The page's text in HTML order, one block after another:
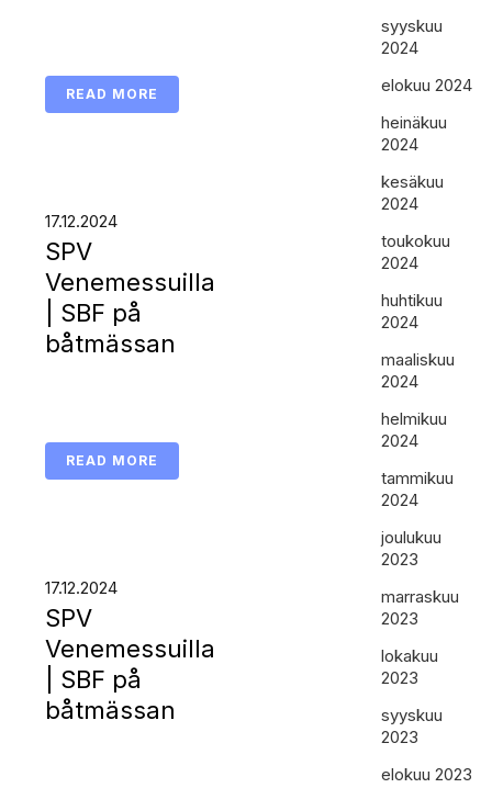
READ MORE
17.12.2024
SPV
Venemessuilla
| SBF på
båtmässan
READ MORE
17.12.2024
SPV
Venemessuilla
| SBF på
båtmässan
syyskuu
2024
elokuu 2024
heinäkuu
2024
kesäkuu
2024
toukokuu
2024
huhtikuu
2024
maaliskuu
2024
helmikuu
2024
tammikuu
2024
joulukuu
2023
marraskuu
2023
lokakuu
2023
syyskuu
2023
elokuu 2023